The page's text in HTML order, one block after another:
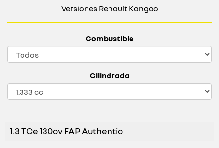
Versiones Renault Kangoo
Combustible
Cilindrada
1.3 TCe 130cv FAP Authentic